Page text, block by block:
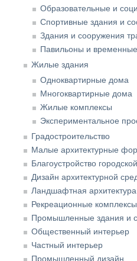
Образовательные и
Спортивные здания и
Здания и сооружения
Павильоны и
Жилые здания
Одноквартирные дома
Многоквартирные дома
Жилые комплексы
Экспериментальное
Градостроительство
Малые архитектурные
Благоустройство
Дизайн архитектурной
Ландшафтная
Рекреационные
Промышленные здания и
Общественный интерьер
Частный интерьер
Промышленный дизайн